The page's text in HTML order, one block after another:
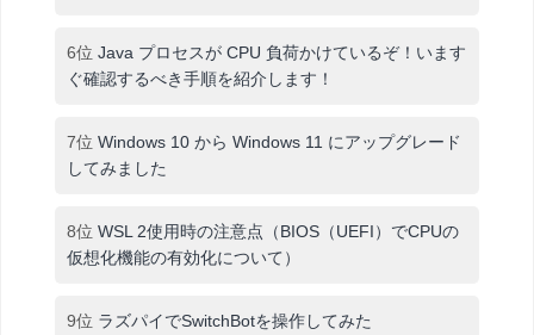
6位 Java プロセスが CPU 負荷かけているぞ！います
ぐ確認するべき手順を紹介します！
7位 Windows 10 から Windows 11 にアップグレード
してみました
8位 WSL 2使用時の注意点（BIOS（UEFI）でCPUの
仮想化機能の有効化について）
9位 ラズパイでSwitchBotを操作してみた